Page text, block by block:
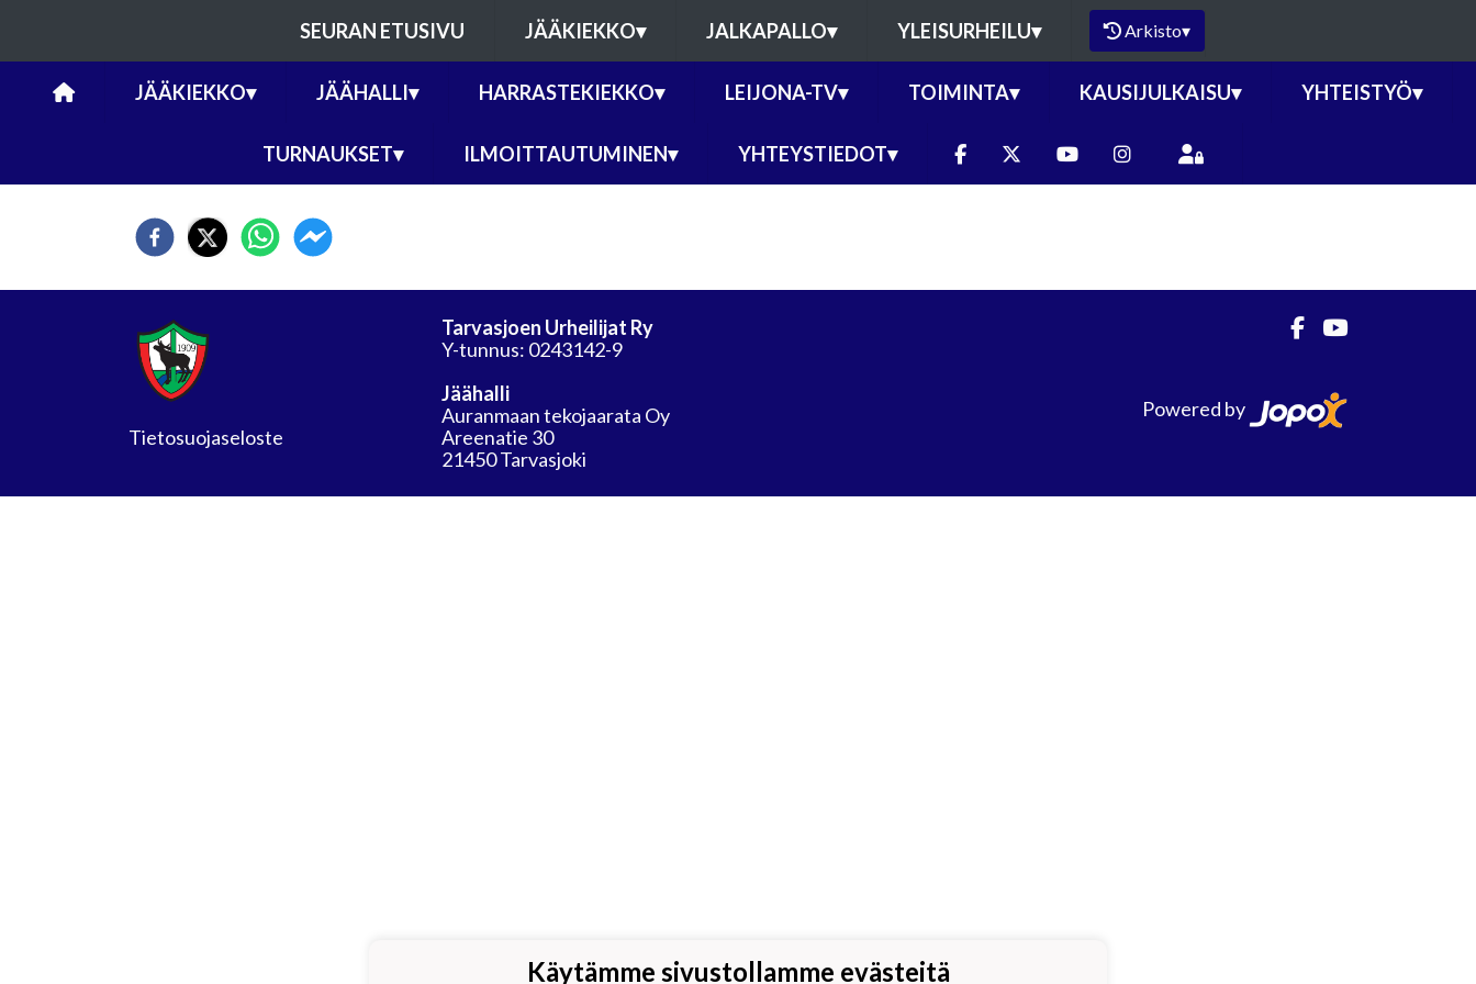
SEURAN ETUSIVU JÄÄKIEKKO▾ JALKAPALLO▾ YLEISURHEILU▾ Arkisto▾
JÄÄKIEKKO▾ JÄÄHALLI▾ HARRASTEKIEKKO▾ LEIJONA-TV▾ TOIMINTA▾ KAUSIJULKAISU▾ YHTEISTYÖ▾
TURNAUKSET▾ ILMOITTAUTUMINEN▾ YHTEYSTIEDOT▾
Tietosuojaseloste
Tarvasjoen Urheilijat Ry
Y-tunnus: 0243142-9
Jäähalli
Auranmaan tekojaarata Oy
Areenatie 30
21450 Tarvasjoki
Powered by
Käytämme sivustollamme evästeitä